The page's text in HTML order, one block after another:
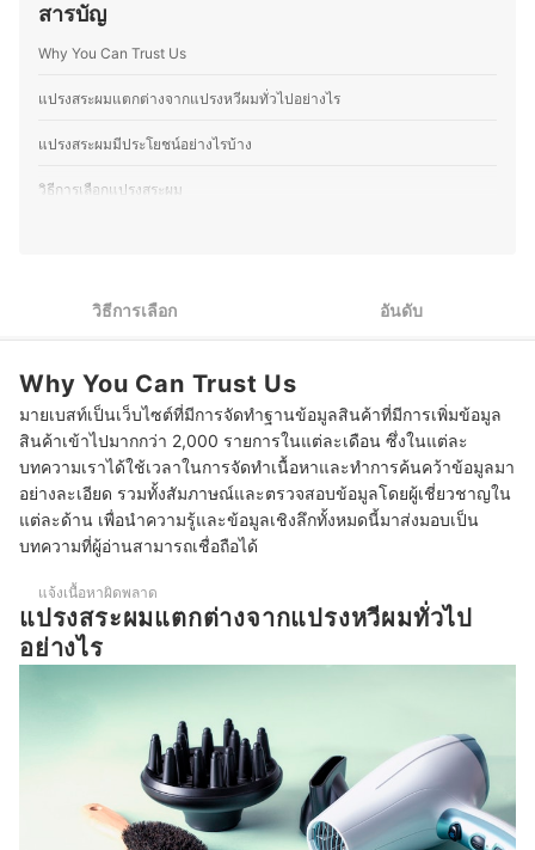
เครื่องโกนขน โลชั่นบำรุงผิว หรือผลิตภัณฑ์สำหรับทำความ
ของผลิตภัณฑ์อย่างละเอียด เพื่อให้มั่นใจว่าผลิตภัณฑ์ที่เลือก
คุณเบสท์มีความสามารถในการถ่ายทอดข้อมูลที่ซับซ้อนให้
อ่านง่าย เข้าใจได้เร็ว เพื่อช่วยให้ผู้อ่านตัดสินใจเลือกสินค้าที่
งาม เทคโนโลยีด้านสุขภาพ และแนวทางการพัฒนา
สารบัญ
Why You Can Trust Us
แปรงสระผมแตกต่างจากแปรงหวีผมทั่วไปอย่างไร
แปรงสระผมมีประโยชน์อย่างไรบ้าง
วิธีการเลือกแปรงสระผม
เลือกฐานแปรงสระผมให้เหมาะกับสภาพหนังศีรษะของตัวเอง
เลือกแปรงสระผมรูปแบบที่จับได้ถนัดมือ เพื่อความมั่นคงในการจับ
ถือ
10 แปรงสระผม ยี่ห้อไหนดี กำจัดความมัน นวดหนังศีรษะ
ต้องใช้แปรงสระผมสระผมกี่นาที
ใช้แปรงสระผมทุกวันช่วยให้ผมยาวเร็วจริงหรือไม่
สระผมอย่างไรให้ผมไม่พันกัน
บทความที่เกี่ยวข้องกับแปรงสระผม
วิธีการเลือก อันดับ
Why You Can Trust Us
มายเบสท์เป็นเว็บไซต์ที่มีการจัดทำฐานข้อมูลสินค้าที่มีการเพิ่มข้อมูล
สินค้าเข้าไปมากกว่า 2,000 รายการในแต่ละเดือน ซึ่งในแต่ละ
บทความเราได้ใช้เวลาในการจัดทำเนื้อหาและทำการค้นคว้าข้อมูลมา
อย่างละเอียด รวมทั้งสัมภาษณ์และตรวจสอบข้อมูลโดยผู้เชี่ยวชาญใน
แต่ละด้าน เพื่อนำความรู้และข้อมูลเชิงลึกทั้งหมดนี้มาส่งมอบเป็น
บทความที่ผู้อ่านสามารถเชื่อถือได้
แจ้งเนื้อหาผิดพลาด
แปรงสระผมแตกต่างจากแปรงหวีผมทั่วไป
อย่างไร